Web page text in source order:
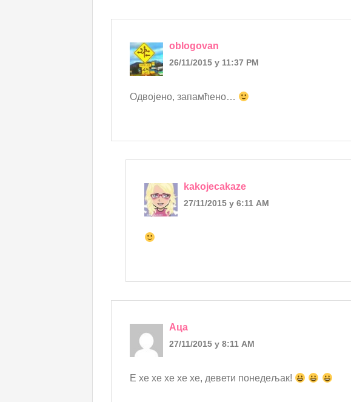
oblogovan
26/11/2015 у 11:37 PM
Одвојено, запамћено…
kakojecakaze
27/11/2015 у 6:11 AM
Аца
27/11/2015 у 8:11 AM
Е хе хе хе хе хе, девети понедељак!